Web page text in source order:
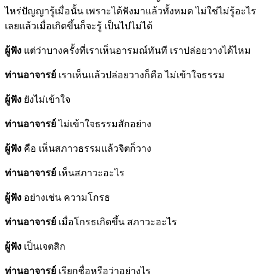
ไหร่ปัญญารู้เมื่อนั้น เพราะได้ฟังมาแล้วทั้งหมด ไม่ใช่ไม่รู้อะไร
เลยแล้วเมื่อเกิดขึ้นก็จะรู้ เป็นไปไม่ได้
ผู้ฟัง แต่ว่าบางครั้งที่เราเห็นอารมณ์ทันที เราปล่อยวางได้ไหม
ท่านอาจารย์ เราเห็นแล้วปล่อยวางก็คือ ไม่เข้าใจธรรม
ผู้ฟัง ยังไม่เข้าใจ
ท่านอาจารย์ไม่เข้าใจธรรมสักอย่าง
ผู้ฟัง คือ เห็นสภาวธรรมแล้วจิตก็วาง
ท่านอาจารย์ เห็นสภาวะอะไร
ผู้ฟัง อย่างเช่น ความโกรธ
ท่านอาจารย์ เมื่อโกรธเกิดขึ้น สภาวะอะไร
ผู้ฟัง เป็นเจตสิก
ท่านอาจารย์ เรียกชื่อหรือว่าอย่างไร